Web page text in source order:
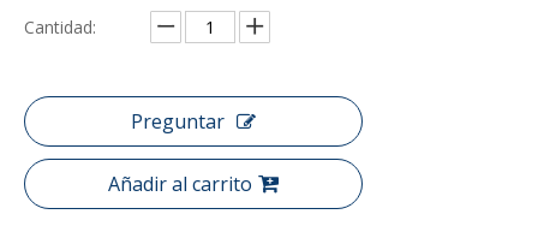
Cantidad:
Preguntar
Añadir al carrito